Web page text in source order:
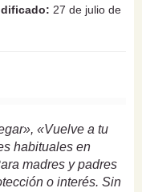
27 de julio de
«Vuelve a tu
habituales en
madres y padres
o interés. Sin